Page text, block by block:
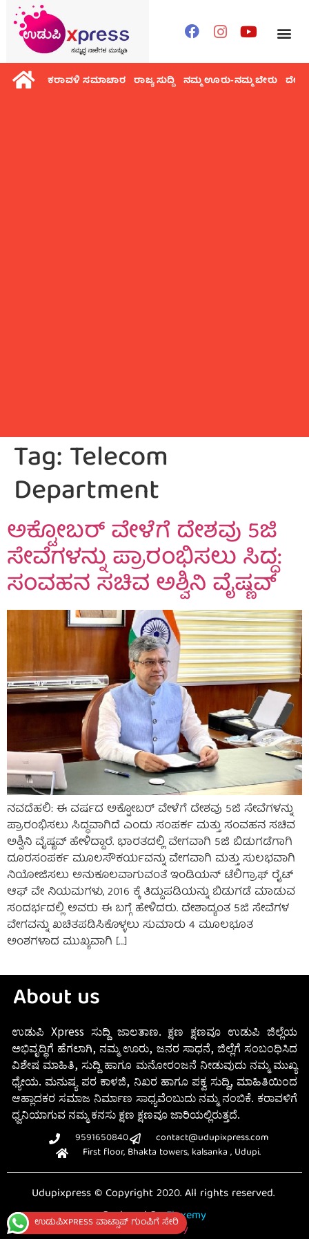
ಕರಾವಳಿ ಸಮಾಚಾರ ರಾಜ್ಯ ಸುದ್ದಿ ನಮ್ಮ ಊರು-ನಮ್ಮ ಬೇರು ದೇಶ
Tag:Telecom
Department
ಅಕ್ಟೋಬರ್ ವೇಳೆಗೆ ದೇಶವು 5ಜಿ
ಸೇವೆಗಳನ್ನು ಪ್ರಾರಂಭಿಸಲು ಸಿದ್ಧ:
ಸಂವಹನ ಸಚಿವ ಅಶ್ವಿನಿ ವೈಷ್ಣವ್
ನವದೆಹಲಿ: ಈ ವರ್ಷದ ಅಕ್ಟೋಬರ್ ವೇಳೆಗೆ ದೇಶವು 5ಜಿ ಸೇವೆಗಳನ್ನು
ಪ್ರಾರಂಭಿಸಲು ಸಿದ್ಧವಾಗಿದೆ ಎಂದು ಸಂಪರ್ಕ ಮತ್ತು ಸಂವಹನ ಸಚಿವ
ಅಶ್ವಿನಿ ವೈಷ್ಣವ್ ಹೇಳಿದ್ದಾರೆ. ಭಾರತದಲ್ಲಿ ವೇಗವಾಗಿ 5ಜಿ ಬಿಡುಗಡೆಗಾಗಿ
ದೂರಸಂಪರ್ಕ ಮೂಲಸೌಕರ್ಯವನ್ನು ವೇಗವಾಗಿ ಮತ್ತು ಸುಲಭವಾಗಿ
ನಿಯೋಜಿಸಲು ಅನುಕೂಲವಾಗುವಂತೆ ಇಂಡಿಯನ್ ಟೆಲಿಗ್ರಾಫ್ ರೈಟ್
ಆಫ್ ವೇ ನಿಯಮಗಳು, 2016 ಕ್ಕೆ ತಿದ್ದುಪಡಿಯನ್ನು ಬಿಡುಗಡೆ ಮಾಡುವ
ಸಂದರ್ಭದಲ್ಲಿ ಅವರು ಈ ಬಗ್ಗೆ ಹೇಳಿದರು. ದೇಶಾದ್ಯಂತ 5ಜಿ ಸೇವೆಗಳ
ವೇಗವನ್ನು ಖಚಿತಪಡಿಸಿಕೊಳ್ಳಲು ಸುಮಾರು 4 ಮೂಲಭೂತ
ಅಂಶಗಳಾದ ಮುಖ್ಯವಾಗಿ […]
ಉಡುಪಿXPRESS ವಾಟ್ಸಾಪ್ ಗುಂಪಿಗೆ ಸೇರಿ
About us
ಉಡುಪಿ Xpress ಸುದ್ದಿ ಜಾಲತಾಣ. ಕ್ಷಣ ಕ್ಷಣವೂ ಉಡುಪಿ ಜಿಲ್ಲೆಯ
ಅಭಿವೃದ್ಧಿಗೆ ಹೆಗಲಾಗಿ, ನಮ್ಮ ಊರು, ಜನರ ಸಾಧನೆ, ಜಿಲ್ಲೆಗೆ ಸಂಬಂಧಿಸಿದ
ವಿಶೇಷ ಮಾಹಿತಿ, ಸುದ್ದಿ ಹಾಗೂ ಮನೋರಂಜನೆ ನೀಡುವುದು ನಮ್ಮ ಮುಖ್ಯ
ಧ್ಯೇಯ. ಮನುಷ್ಯ ಪರ ಕಾಳಜಿ, ನಿಖರ ಹಾಗೂ ಪಕ್ವ ಸುದ್ದಿ, ಮಾಹಿತಿಯಿಂದ
ಆಹ್ಲಾದಕರ ಸಮಾಜ ನಿರ್ಮಾಣ ಸಾಧ್ಯವೆಂಬುದು ನಮ್ಮ ನಂಬಿಕೆ. ಕರಾವಳಿಗೆ
ಧ್ವನಿಯಾಗುವ ನಮ್ಮ ಕನಸು ಕ್ಷಣ ಕ್ಷಣವೂ ಜಾರಿಯಲ್ಲಿರುತ್ತದೆ.
9591650840
contact@udupixpress.com
First floor, Bhakta towers, kalsanka , Udupi.
Udupixpress © Copyright 2020. All rights reserved.
Designed ByFluxemy
Privacy Policy